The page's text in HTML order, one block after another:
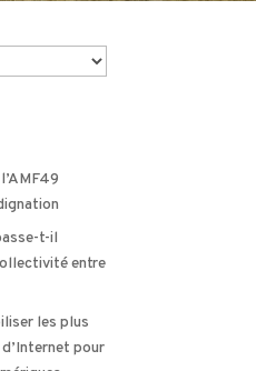
t-il
entre
les plus
pour